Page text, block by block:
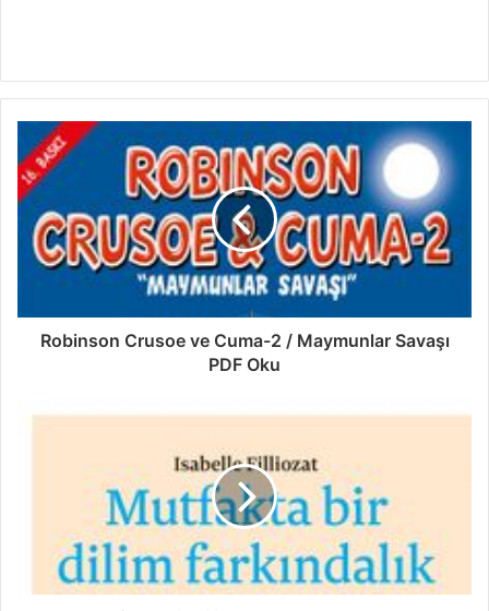
Robinson Crusoe ve Cuma-2 / Maymunlar Savaşı
PDF Oku